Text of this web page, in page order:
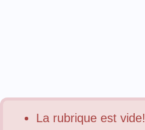
La rubrique est vide!